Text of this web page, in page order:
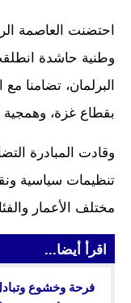
وطنية حاشدة
البرلمان، تضامنا
بقطاع غزة، وهمجية
وقادت المبادرة
تنظيمات سياسية
مختلف الأعمار
اقرأ أيضا...
فرحة وخشوع